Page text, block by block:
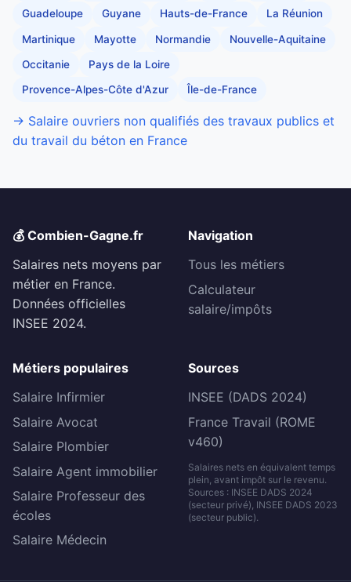
Guadeloupe Guyane Hauts-de-France La Réunion
Martinique Mayotte Normandie Nouvelle-Aquitaine
Occitanie Pays de la Loire
Provence-Alpes-Côte d'Azur Île-de-France
→ Salaire ouvriers non qualifiés des travaux publics et
du travail du béton en France
💰 Combien-Gagne.fr
Salaires nets moyens par
métier en France.
Données officielles
INSEE 2024.
Navigation
Tous les métiers
Calculateur
salaire/impôts
Métiers populaires
Salaire Infirmier
Salaire Avocat
Salaire Plombier
Salaire Agent immobilier
Salaire Professeur des
écoles
Salaire Médecin
Sources
INSEE (DADS 2024)
France Travail (ROME
v460)
Salaires nets en équivalent temps
plein, avant impôt sur le revenu.
Sources : INSEE DADS 2024
(secteur privé), INSEE DADS 2023
(secteur public).